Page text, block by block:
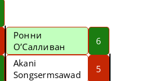
Ронни
О’Салливан
6
Akani
Songsermsawad
5